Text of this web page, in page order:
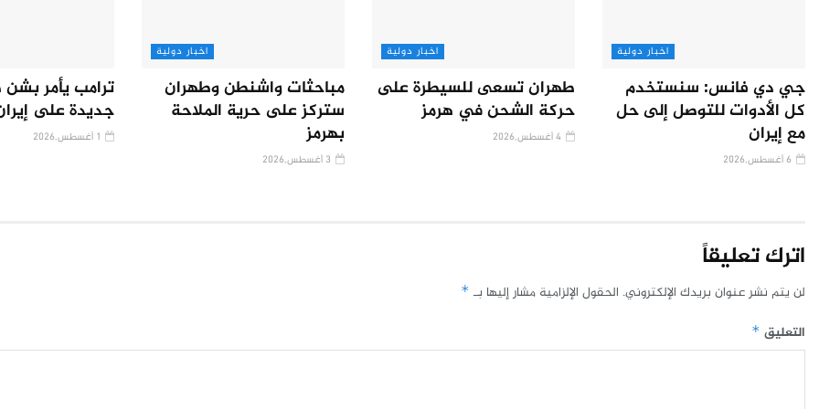
اخبار دولية
جي دي فانس: سنستخدم
كل الأدوات للتوصل إلى حل
مع إيران
اخبار دولية
طهران تسعى للسيطرة على
حركة الشحن في هرمز
اخبار دولية
مباحثات واشنطن وطهران
ستركز على حرية الملاحة
بهرمز
ترامب يأمر
جديدة على
اترك تعليقاً
لن يتم نشر عنوان بريدك الإلكتروني. الحقول الإلزامية مشار إليها بـ *
التعليق *